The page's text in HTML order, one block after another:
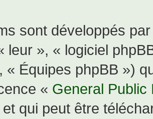
sont développés
leur », « logiciel
« Équipes phpBB »)
« General Public
qui peut être